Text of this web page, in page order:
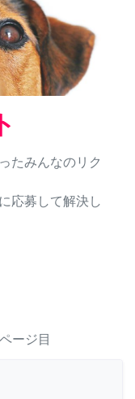
たみんなのリク
応募して解決し
ージ目